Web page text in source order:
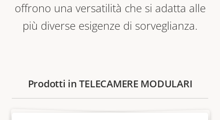
offrono una versatilità che si adatta alle
più diverse esigenze di sorveglianza.
Prodotti in TELECAMERE MODULARI